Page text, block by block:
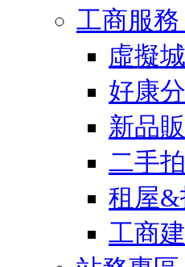
工商服務
虛擬
好康
新品
二手
租屋&
工商